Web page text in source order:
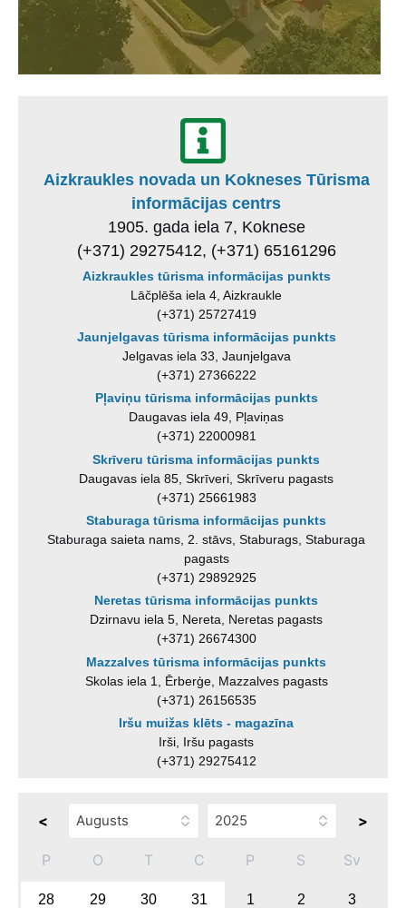
Aizkraukles novada un Kokneses Tūrisma
informācijas centrs
1905. gada iela 7, Koknese
(+371) 29275412, (+371) 65161296
Aizkraukles tūrisma informācijas punkts
Lāčplēša iela 4, Aizkraukle
(+371) 25727419
Jaunjelgavas tūrisma informācijas punkts
Jelgavas iela 33, Jaunjelgava
(+371) 27366222
Pļaviņu tūrisma informācijas punkts
Daugavas iela 49, Pļaviņas
(+371) 22000981
Skrīveru tūrisma informācijas punkts
Daugavas iela 85, Skrīveri, Skrīveru pagasts
(+371) 25661983
Staburaga tūrisma informācijas punkts
Staburaga saieta nams, 2. stāvs, Staburags, Staburaga
pagasts
(+371) 29892925
Neretas tūrisma informācijas punkts
Dzirnavu iela 5, Nereta, Neretas pagasts
(+371) 26674300
Mazzalves tūrisma informācijas punkts
Skolas iela 1, Ērberģe, Mazzalves pagasts
(+371) 26156535
Iršu muižas klēts - magazīna
Irši, Iršu pagasts
(+371) 29275412
< >
P O T C P S Sv
28 29 30 31 1 2 3